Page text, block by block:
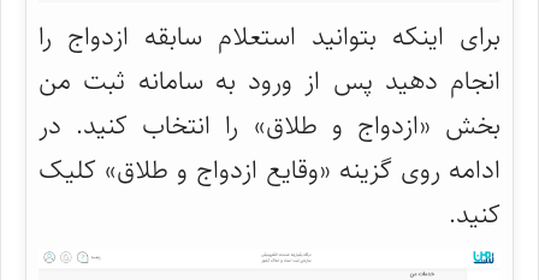
برای اینکه بتوانید استعلام سابقه ازدواج را
انجام دهید پس از ورود به سامانه ثبت من
بخش «ازدواج و طلاق» را انتخاب کنید. در
ادامه روی گزینه «وقایع ازدواج و طلاق» کلیک
کنید.